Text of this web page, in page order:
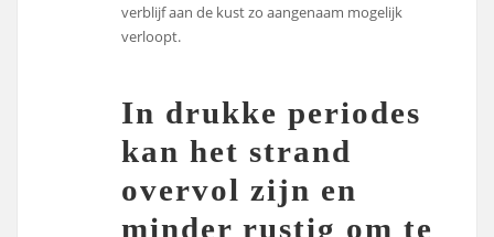
verblijf aan de kust zo aangenaam mogelijk
verloopt.
In drukke periodes
kan het strand
overvol zijn en
minder rustig om te